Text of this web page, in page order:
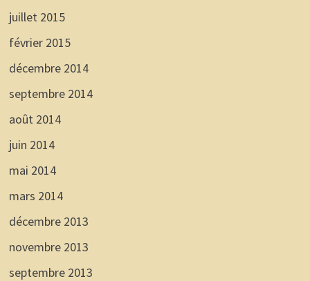
juillet 2015
février 2015
décembre 2014
septembre 2014
août 2014
juin 2014
mai 2014
mars 2014
décembre 2013
novembre 2013
septembre 2013